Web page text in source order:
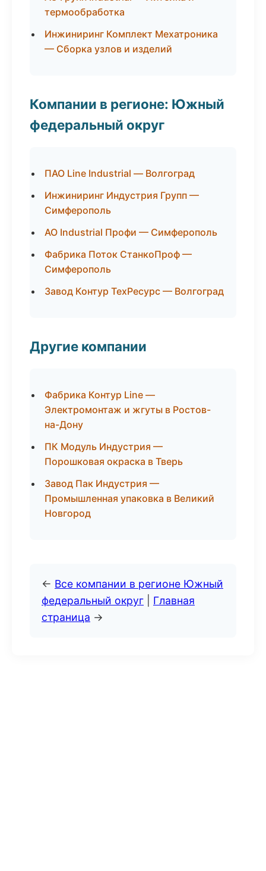
термообработка
Инжиниринг Комплект Мехатроника
— Сборка узлов и изделий
Компании в регионе: Южный
федеральный округ
ПАО Line Industrial — Волгоград
Инжиниринг Индустрия Групп —
Симферополь
АО Industrial Профи — Симферополь
Фабрика Поток СтанкоПроф —
Симферополь
Завод Контур ТехРесурс — Волгоград
Другие компании
Фабрика Контур Line —
Электромонтаж и жгуты в Ростов-
на-Дону
ПК Модуль Индустрия —
Порошковая окраска в Тверь
Завод Пак Индустрия —
Промышленная упаковка в Великий
Новгород
← Все компании в регионе Южный
федеральный округ
Главная
страница →